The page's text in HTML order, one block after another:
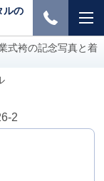
ルの
式袴の記念写真と着
2